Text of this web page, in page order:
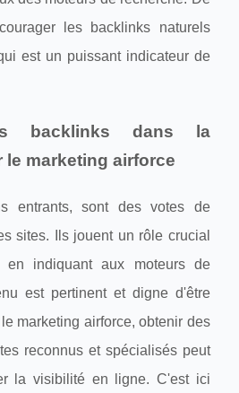
les backlinks naturels
est un puissant indicateur de
backlinks dans la
le marketing airforce
entrants, sont des votes de
sites. Ils jouent un rôle crucial
en indiquant aux moteurs de
est pertinent et digne d'être
marketing airforce, obtenir des
reconnus et spécialisés peut
la visibilité en ligne. C'est ici